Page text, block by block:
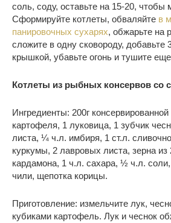
соль, соду, оставьте на 15-20, чтобы
Сформируйте котлеты, обваляйте в
панировочных сухарях, обжарьте на
сложите в одну сковороду, добавьте
крышкой, убавьте огонь и тушите
Котлеты из рыбных консервов со
Ингредиенты: 200г
картофеля, 1 луковица, 1 зубчик
листа, ¼ ч.л. имбиря, 1 ст.л.
куркумы, 2 лавровых листа, зерна из
кардамона, 1 ч.л. сахара, ½ ч.л.
чили, щепотка корицы.
Приготовление: измельчите лук,
кубиками картофель. Лук и чеснок